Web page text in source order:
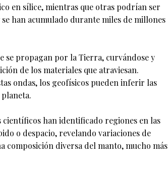
en sílice, mientras que otras podrían ser
han acumulado durante miles de millones
se propagan por la Tierra, curvándose y
de los materiales que atraviesan.
ondas, los geofísicos pueden inferir las
han identificado regiones en las
o despacio, revelando variaciones de
composición diversa del manto, mucho más